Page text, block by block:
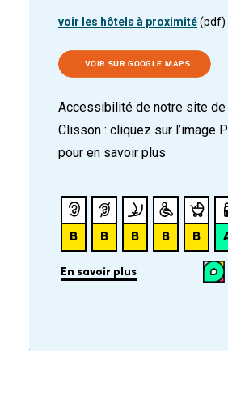
voir les hôtels à proximité(pdf)
VOIR SUR GOOGLE MAPS
Accessibilité de notre site de
Clisson : cliquez sur l’image
pour en savoir plus